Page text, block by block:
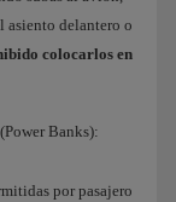
asiento delantero o
colocarlos en
(Power Banks):
por pasajero